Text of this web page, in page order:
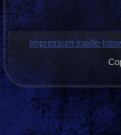
Impressum madle-